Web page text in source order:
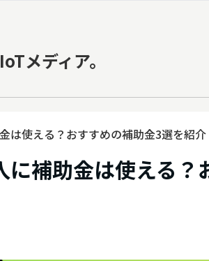
メディア。
は使える？おすすめの補助金3選を紹介
に補助金は使える